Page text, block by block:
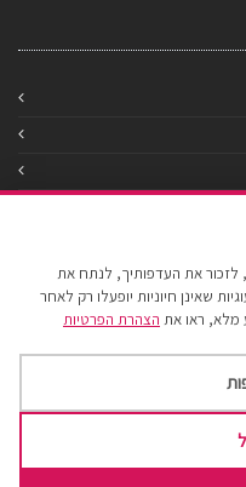
לזכור את העדפותיך, לנתח את
שאינן חיוניות יופעלו רק לאחר
מלא, ראו את הצהרת הפרטיות